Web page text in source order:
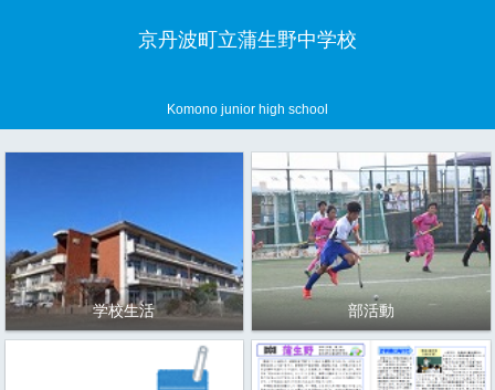
京丹波町立蒲生野中学校
Komono junior high school
学校生活 部活動